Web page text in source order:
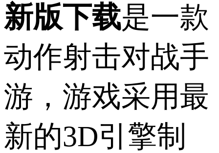
新版下载是一款
动作射击对战手
游，游戏采用最
新的3D引擎制